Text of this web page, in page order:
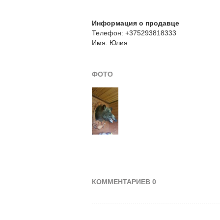
Информация о продавце
Телефон: +375293818333
Имя: Юлия
ФОТО
КОММЕНТАРИЕВ 0